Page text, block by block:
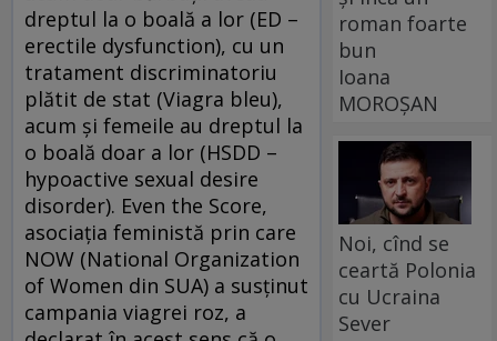
dreptul la o boală a lor (ED –
erectile dysfunc­tion), cu un
tratament discriminatoriu
plătit de stat (Viagra bleu),
acum și femeile au dreptul la
o boală doar a lor (HSDD –
hypoactive sexual desire
disorder). Even the Score,
asociația feministă prin care
NOW (National Organization
of Women din SUA) a susținut
campania viagrei roz, a
roman foarte
bun
Ioana
MOROȘAN
Noi, cînd se
ceartă Polonia
cu Ucraina
Sever